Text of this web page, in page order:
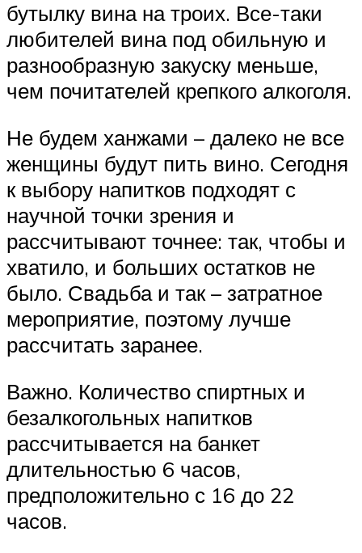
бутылку вина на троих. Все-таки
любителей вина под обильную и
разнообразную закуску меньше,
чем почитателей крепкого алкоголя.
Не будем ханжами – далеко не все
женщины будут пить вино. Сегодня
к выбору напитков подходят с
научной точки зрения и
рассчитывают точнее: так, чтобы и
хватило, и больших остатков не
было. Свадьба и так – затратное
мероприятие, поэтому лучше
рассчитать заранее.
Важно. Количество спиртных и
безалкогольных напитков
рассчитывается на банкет
длительностью 6 часов,
предположительно с 16 до 22
часов.